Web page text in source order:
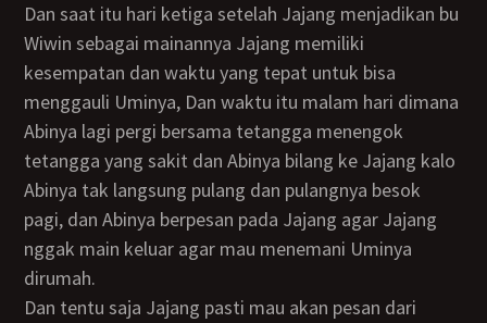
Dan saat itu hari ketiga setelah Jajang menjadikan bu
Wiwin sebagai mainannya Jajang memiliki
kesempatan dan waktu yang tepat untuk bisa
menggauli Uminya, Dan waktu itu malam hari dimana
Abinya lagi pergi bersama tetangga menengok
tetangga yang sakit dan Abinya bilang ke Jajang kalo
Abinya tak langsung pulang dan pulangnya besok
pagi, dan Abinya berpesan pada Jajang agar Jajang
nggak main keluar agar mau menemani Uminya
dirumah.
Dan tentu saja Jajang pasti mau akan pesan dari